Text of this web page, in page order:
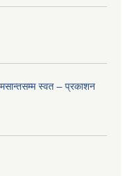
स्वत – प्रकाशन